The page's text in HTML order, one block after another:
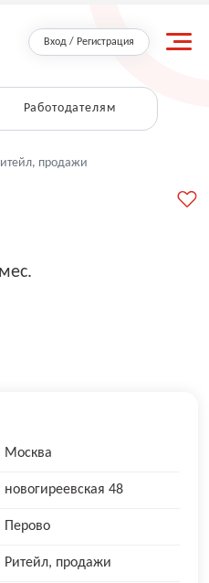
Вход / Регистрация
Работодателям
продажи
Москва
новогиреевская 48
Перово
Ритейл, продажи